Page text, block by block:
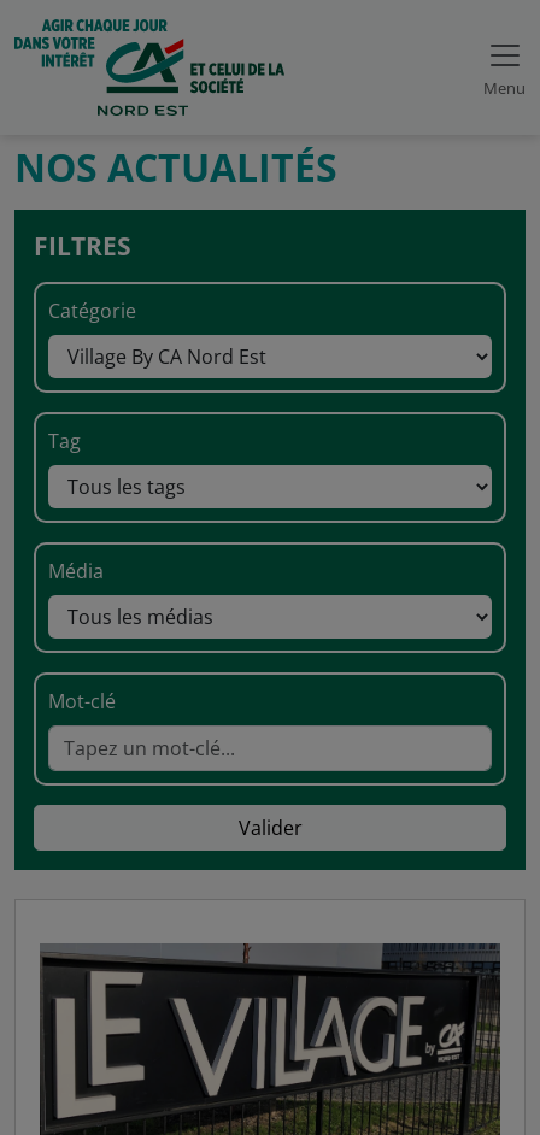
Menu
NOS ACTUALITÉS
FILTRES
Catégorie
Tag
Média
Mot-clé
Valider